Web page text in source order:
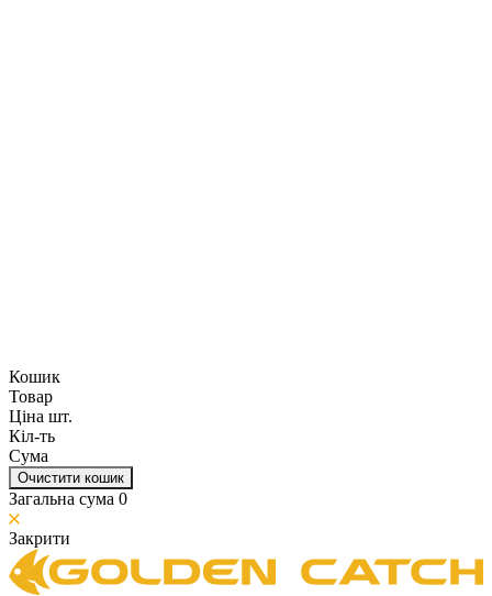
Кошик
Товар
Ціна шт.
Кіл-ть
Сума
Очистити кошик
Загальна сума 0
Закрити